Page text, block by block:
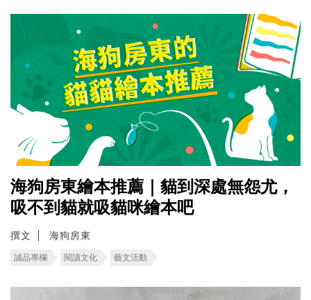
海狗房東繪本推薦｜貓到深處無怨尤，
吸不到貓就吸貓咪繪本吧
撰文 海狗房東
誠品專欄 閱讀文化 藝文活動